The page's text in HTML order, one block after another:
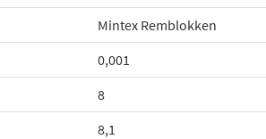
Mintex Remblokken
0,001
8
8,1